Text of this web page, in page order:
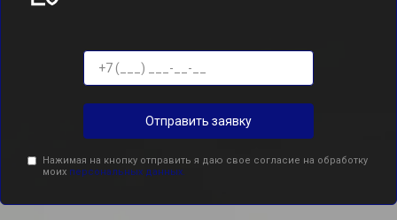
Отправить заявку
Нажимая на кнопку отправить я даю свое согласие на обработку
моих персональных данных.